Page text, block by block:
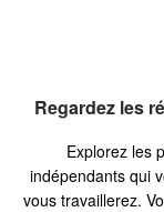
Regardez les
Explorez les
indépendants qui
vous travaillerez.